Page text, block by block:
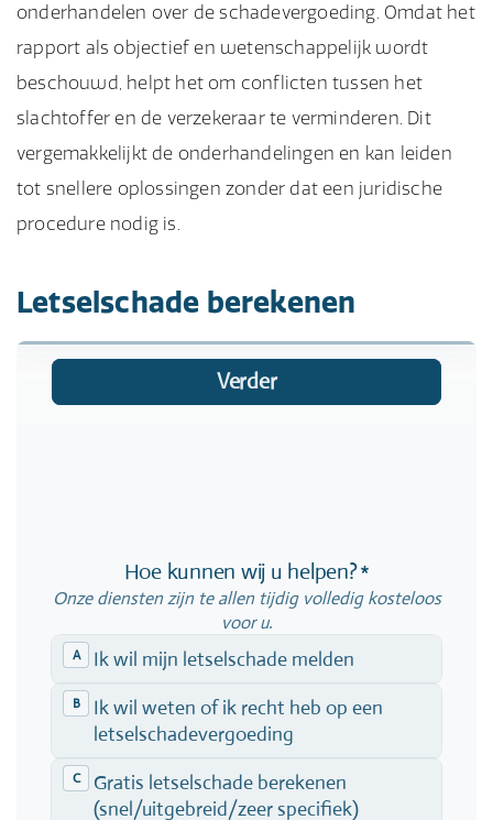
onderhandelen over de schadevergoeding. Omdat het
rapport als objectief en wetenschappelijk wordt
beschouwd, helpt het om conflicten tussen het
slachtoffer en de verzekeraar te verminderen. Dit
vergemakkelijkt de onderhandelingen en kan leiden
tot snellere oplossingen zonder dat een juridische
procedure nodig is.
Letselschade berekenen